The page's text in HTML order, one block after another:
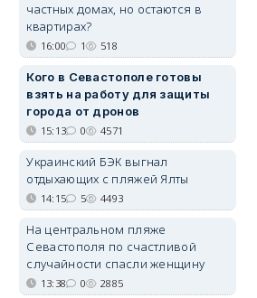
частных домах, но остаются в
квартирах?
16:00 1 518
Кого в Севастополе готовы
взять на работу для защиты
города от дронов
15:13 0 4571
Украинский БЭК выгнал
отдыхающих с пляжей Ялты
14:15 5 4493
На центральном пляже
Севастополя по счастливой
случайности спасли женщину
13:38 0 2885